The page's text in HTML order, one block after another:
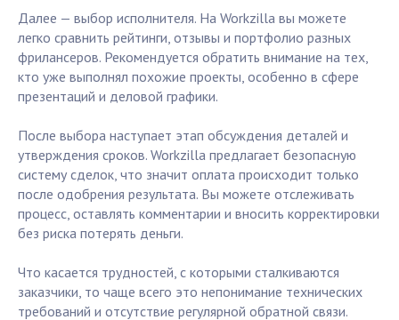
Далее — выбор исполнителя. На Workzilla вы можете
легко сравнить рейтинги, отзывы и портфолио разных
фрилансеров. Рекомендуется обратить внимание на тех,
кто уже выполнял похожие проекты, особенно в сфере
презентаций и деловой графики.
После выбора наступает этап обсуждения деталей и
утверждения сроков. Workzilla предлагает безопасную
систему сделок, что значит оплата происходит только
после одобрения результата. Вы можете отслеживать
процесс, оставлять комментарии и вносить корректировки
без риска потерять деньги.
Что касается трудностей, с которыми сталкиваются
заказчики, то чаще всего это непонимание технических
требований и отсутствие регулярной обратной связи.